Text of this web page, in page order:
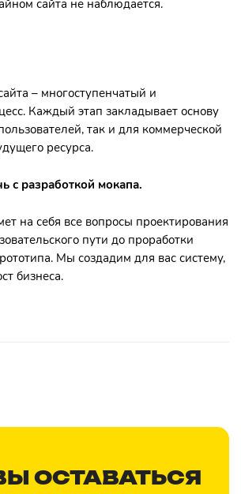
сайта не наблюдается.
– многоступенчатый и
Каждый этап закладывает основу
так и для коммерческой
ресурса.
с разработкой мокапа.
на себя все вопросы проектирования
пути до проработки
Мы создадим для вас систему,
бизнеса.
ОСТАВАТЬСЯ